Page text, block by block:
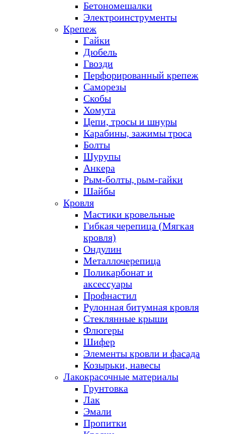
Бетономешалки
Электроинструменты
Крепеж
Гайки
Дюбель
Гвозди
Перфорированный крепеж
Саморезы
Скобы
Хомута
Цепи, тросы и шнуры
Карабины, зажимы троса
Болты
Шурупы
Анкера
Рым-болты, рым-гайки
Шайбы
Кровля
Мастики кровельные
Гибкая черепица (Мягкая
кровля)
Ондулин
Металлочерепица
Поликарбонат и
аксессуары
Профнастил
Рулонная битумная кровля
Стеклянные крыши
Флюгеры
Шифер
Элементы кровли и фасада
Козырьки, навесы
Лакокрасочные материалы
Грунтовка
Лак
Эмали
Пропитки